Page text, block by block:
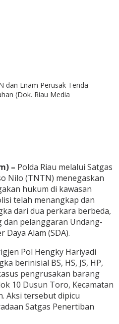
dan Enam Perusak Tenda
(Dok. Riau Media
– Polda Riau melalui Satgas
Nilo (TNTN) menegaskan
hukum di kawasan
telah menangkap dan
dari dua perkara berbeda,
pelanggaran Undang-
Daya Alam (SDA).
Pol Hengky Hariyadi
berinisial BS, HS, JS, HP,
pengrusakan barang
10 Dusun Toro, Kecamatan
Aksi tersebut dipicu
Satgas Penertiban